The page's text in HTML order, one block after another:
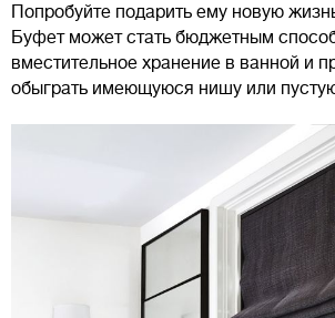
Попробуйте подарить ему новую
Буфет может стать бюджетным
вместительное хранение в ванной и
обыграть имеющуюся нишу или